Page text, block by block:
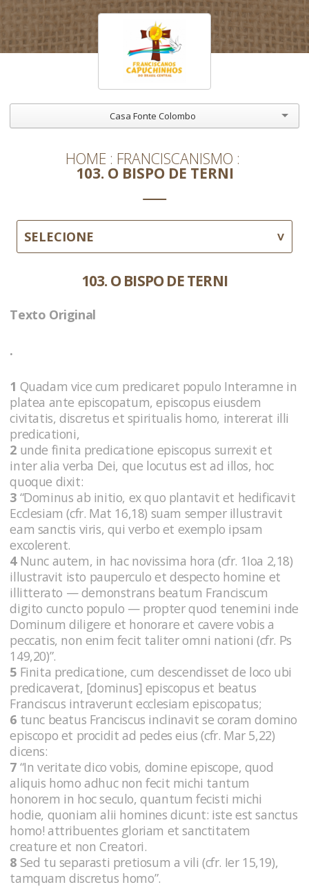
Casa Fonte Colombo
HOME FRANCISCANISMO
103. O BISPO DE TERNI
SELECIONE
103. O BISPO DE TERNI
Texto Original
.
1 Quadam vice cum predicaret populo Interamne in
platea ante episcopatum, episcopus eiusdem
civitatis, discretus et spiritualis homo, intererat illi
predicationi,
2 unde finita predicatione episcopus surrexit et
inter alia verba Dei, que locutus est ad illos, hoc
quoque dixit:
3 “Dominus ab initio, ex quo plantavit et hedificavit
Ecclesiam (cfr. Mat 16,18) suam semper illustravit
eam sanctis viris, qui verbo et exemplo ipsam
excolerent.
4Nunc autem, in hac novissima hora (cfr. 1Ioa 2,18)
illustravit isto pauperculo et despecto homine et
illitterato — demonstrans beatum Franciscum
digito cuncto populo — propter quod tenemini inde
Dominum diligere et honorare et cavere vobis a
peccatis, non enim fecit taliter omni nationi (cfr. Ps
149,20)”.
5 Finita predicatione, cum descendisset de loco ubi
predicaverat, [dominus] episcopus et beatus
Franciscus intraverunt ecclesiam episcopatus;
6 tunc beatus Franciscus inclinavit se coram domino
episcopo et procidit ad pedes eius (cfr. Mar 5,22)
dicens:
7 “In veritate dico vobis, domine episcope, quod
aliquis homo adhuc non fecit michi tantum
honorem in hoc seculo, quantum fecisti michi
hodie, quoniam alii homines dicunt: iste est sanctus
homo! attribuentes gloriam et sanctitatem
creature et non Creatori.
8 Sed tu separasti pretiosum a vili (cfr. Ier 15,19),
tamquam discretus homo”.